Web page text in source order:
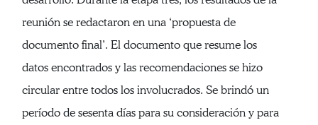
reunión se redactaron en una ‘propuesta de
documento final’. El documento que resume los
datos encontrados y las recomendaciones se hizo
circular entre todos los involucrados. Se brindó un
período de sesenta días para su consideración y para